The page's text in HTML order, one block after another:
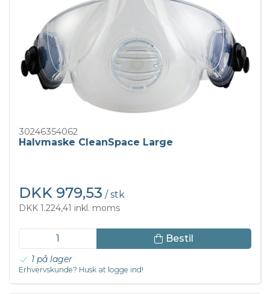
30246354062
Halvmaske CleanSpace Large
DKK 979,53 / stk
DKK 1.224,41 inkl. moms
Bestil
1 på lager
Erhvervskunde? Husk at logge ind!